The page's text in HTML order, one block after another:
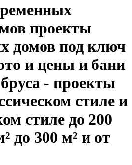
проекты
домов под ключ
и цены и бани
- проекты
стиле и
стиле до 200
до 300 м² и от